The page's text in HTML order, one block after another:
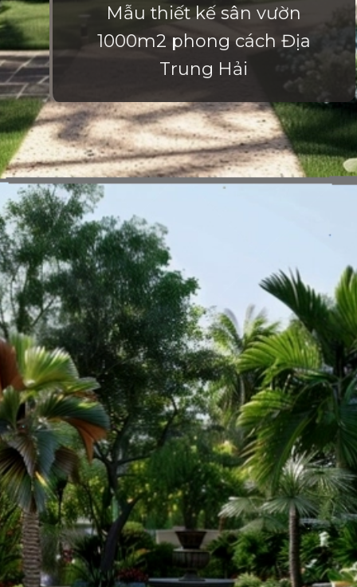
Mẫu thiết kế sân vườn
1000m2 phong cách Địa
Trung Hải
Đang mở